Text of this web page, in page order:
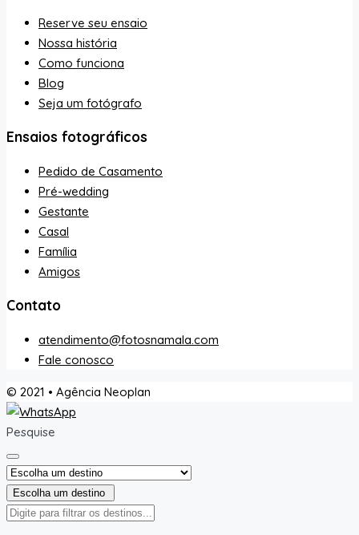
Reserve seu ensaio
Nossa história
Como funciona
Blog
Seja um fotógrafo
Ensaios fotográficos
Pedido de Casamento
Pré-wedding
Gestante
Casal
Família
Amigos
Contato
atendimento@fotosnamala.com
Fale conosco
© 2021 • Agência Neoplan
Pesquise
Escolha um destino